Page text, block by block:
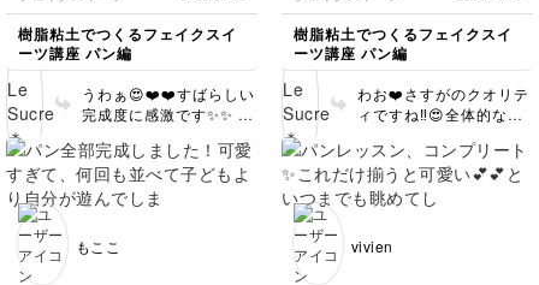
✨✨本当に本当にありが
とうございました😊🎶
て、ありがとうございま
した✨✨
ってしまったり。。。。他にも
いっぱい、沢山、たくさん反省
点はありますが、
先生の可愛い作品を目標に、先
生の丁寧で優しい声の分かりや
すい説明を見て聞いて、 とって
も楽しく作ることで出来ました
(*´˘`*)
もっと練習して、トーストや シ
ュークリーム・タルトも作れる
ようになりたいです⭐
樹脂粘土でつくるフェイクスイ
ーツ講座 パン編
うわぁ😍❤️❤️すばらしい
完成度に感激です✨✨ 焼
てきそうです🎶 一つ一
つの形も、焼き色加減も
素晴らしい〜👏👏👏 何
て、私もとっても嬉しい
ない事もありましたがなんとか
形になりました。
子どもとパン屋さんごっこ楽し
みます！
2セット作ったので、1セットは
お友達にプレゼントします♪
楽しいレッスンをありがとうご
ざいました♡
樹脂粘土でつくるフェイクスイ
ーツ講座 パン編
わお❤️さすがのクオリテ
ィですね‼︎😍全体的なバ
も、どれも完璧です✨✨
色合いも優しい雰囲気に
なりましたね♪ お子さん
ん遊んでくださいね😊
もここ vivien